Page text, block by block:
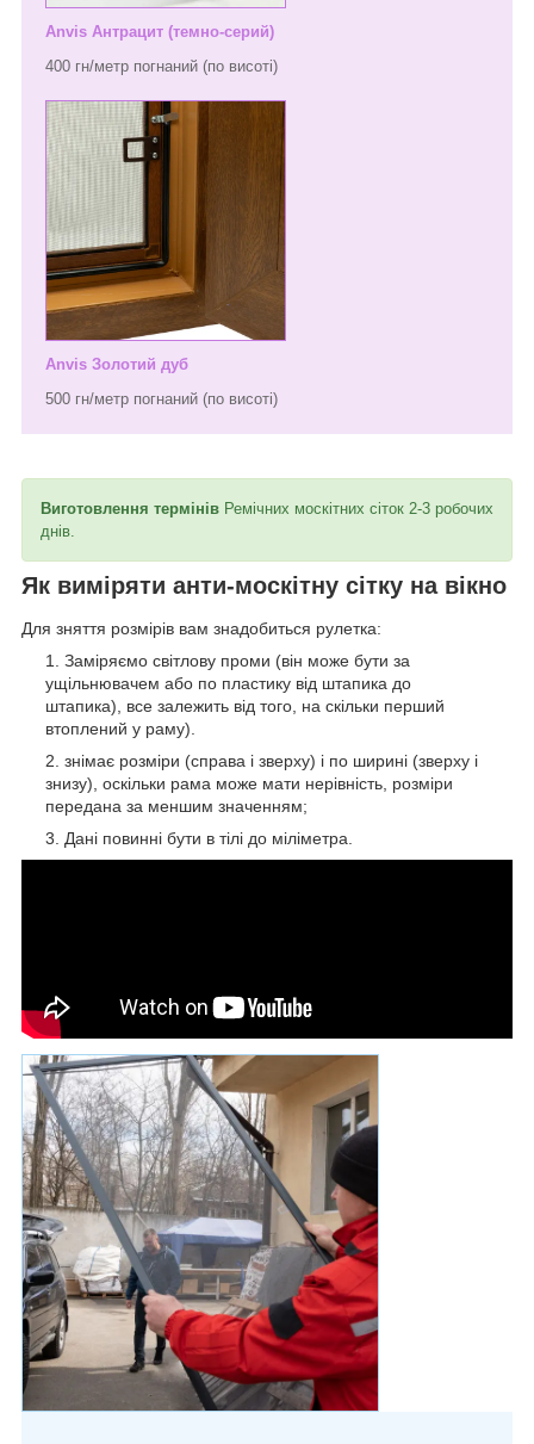
Anvis Антрацит (темно-серий)
400 гн/метр погнаний (по висоті)
Anvis Золотий дуб
500 гн/метр погнаний (по висоті)
Виготовлення термінів Ремічних москітних сіток 2-3 робочих
днів.
Як виміряти анти-москітну сітку на вікно
Для зняття розмірів вам знадобиться рулетка:
Заміряємо світлову проми (він може бути за
ущільнювачем або по пластику від штапика до
штапика), все залежить від того, на скільки перший
втоплений у раму).
знімає розміри (справа і зверху) і по ширині (зверху і
знизу), оскільки рама може мати нерівність, розміри
передана за меншим значенням;
Дані повинні бути в тілі до міліметра.